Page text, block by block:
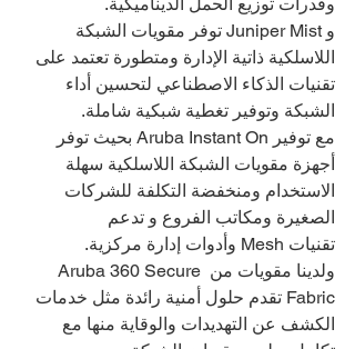
و Juniper Mist توفر مقويات الشبكة
اللاسلكية ذاتية الإدارة ومتطورة تعتمد على
تقنيات الذكاء الاصطناعي لتحسين أداء
الشبكة وتوفير تغطية شبكية شاملة.
مع توفير Aruba Instant On بحيث توفر
أجهزة مقويات الشبكة اللاسلكية سهلة
الاستخدام ومنخفضة التكلفة للشركات
الصغيرة ومكاتب الفروع و تدعم
تقنيات Mesh وأدوات إدارة مركزية.
ولدينا مقويات من Aruba 360 Secure
Fabric تقدم حلول أمنية رائدة مثل خدمات
الكشف عن التهديدات والوقاية منها مع